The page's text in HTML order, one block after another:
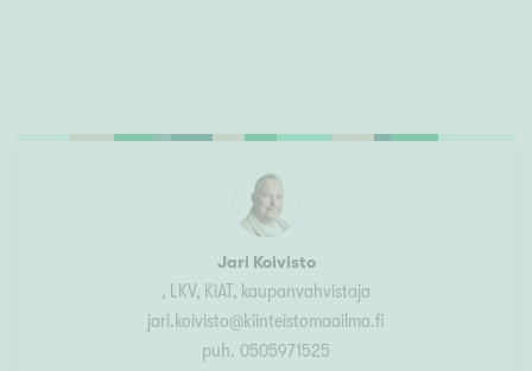
Jari Koivisto
, LKV, KiAT, kaupanvahvistaja
jari.koivisto@kiinteistomaailma.fi
puh. 0505971525